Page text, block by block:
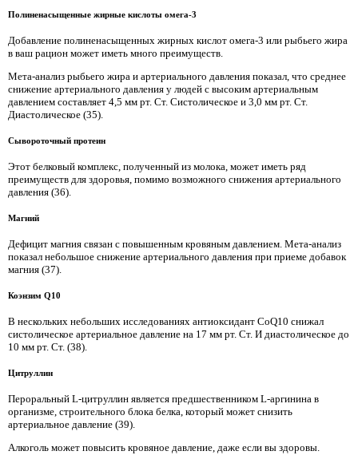
Полиненасыщенные жирные кислоты омега-3
Добавление полиненасыщенных жирных кислот омега-3 или рыбьего жира
в ваш рацион может иметь много преимуществ.
Мета-анализ рыбьего жира и артериального давления показал, что среднее
снижение артериального давления у людей с высоким артериальным
давлением составляет 4,5 мм рт. Ст. Систолическое и 3,0 мм рт. Ст.
Диастолическое (35).
Сывороточный протеин
Этот белковый комплекс, полученный из молока, может иметь ряд
преимуществ для здоровья, помимо возможного снижения артериального
давления (36).
Магний
Дефицит магния связан с повышенным кровяным давлением. Мета-анализ
показал небольшое снижение артериального давления при приеме добавок
магния (37).
Коэнзим Q10
В нескольких небольших исследованиях антиоксидант CoQ10 снижал
систолическое артериальное давление на 17 мм рт. Ст. И диастолическое до
10 мм рт. Ст. (38).
Цитруллин
Пероральный L-цитруллин является предшественником L-аргинина в
организме, строительного блока белка, который может снизить
артериальное давление (39).
Алкоголь может повысить кровяное давление, даже если вы здоровы.